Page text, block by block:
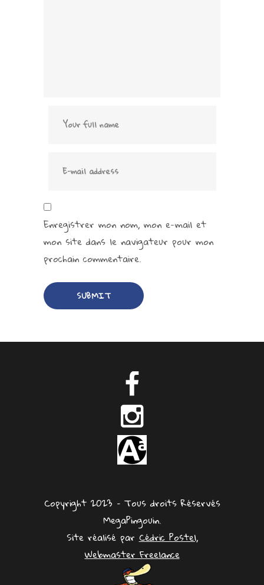
Enregistrer mon nom, mon e-mail et
mon site dans le navigateur pour mon
prochain commentaire.
Copyright 2023 – Tous droits Réservés
MegaPingouin.
Site réalisé parCédric Postel,
Webmaster Freelance